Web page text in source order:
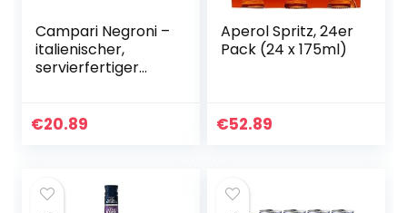
Campari Negroni –
italienischer,
servierfertiger
Hause Campari –
€20.89
Aperol Spritz, 24er
Pack (24 x 175ml)
€52.89